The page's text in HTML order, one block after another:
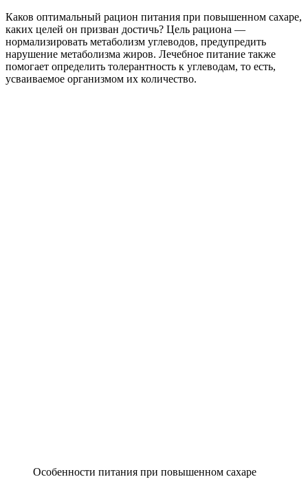
Каков оптимальный рацион питания при повышенном сахаре,
каких целей он призван достичь? Цель рациона —
нормализировать метаболизм углеводов, предупредить
нарушение метаболизма жиров. Лечебное питание также
помогает определить толерантность к углеводам, то есть,
усваиваемое организмом их количество.
Особенности питания при повышенном сахаре